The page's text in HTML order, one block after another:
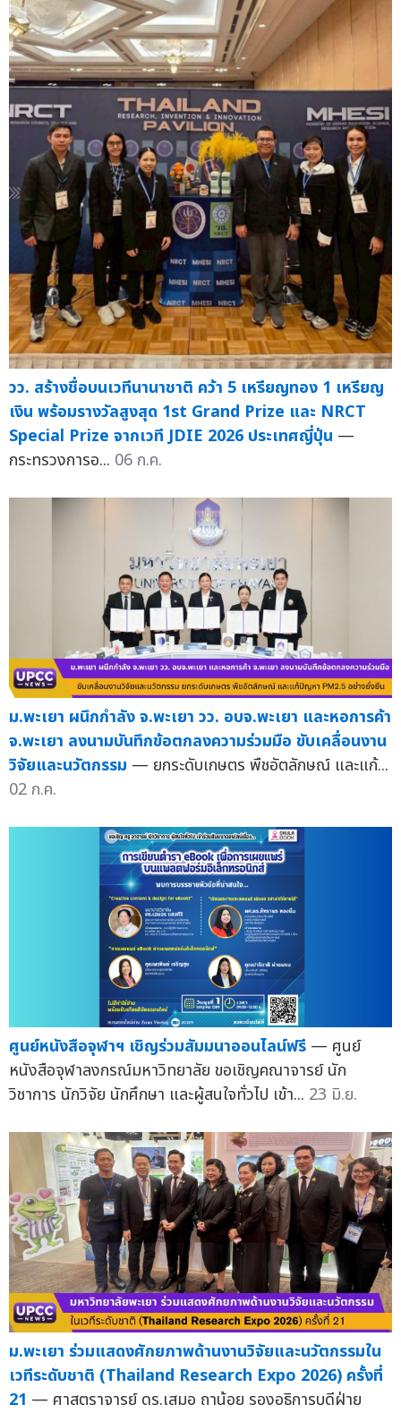
วว. สร้างชื่อบนเวทีนานาชาติ คว้า 5 เหรียญทอง 1 เหรียญ
เงิน พร้อมรางวัลสูงสุด 1st Grand Prize และ NRCT
Special Prize จากเวที JDIE 2026 ประเทศญี่ปุ่น —
กระทรวงการอ... 06 ก.ค.
ม.พะเยา ผนึกกำลัง จ.พะเยา วว. อบจ.พะเยา และหอการค้า
จ.พะเยา ลงนามบันทึกข้อตกลงความร่วมมือ ขับเคลื่อนงาน
วิจัยและนวัตกรรม — ยกระดับเกษตร พืชอัตลักษณ์ และแก้...
02 ก.ค.
ศูนย์หนังสือจุฬาฯ เชิญร่วมสัมมนาออนไลน์ฟรี — ศูนย์
หนังสือจุฬาลงกรณ์มหาวิทยาลัย ขอเชิญคณาจารย์ นัก
วิชาการ นักวิจัย นักศึกษา และผู้สนใจทั่วไป เข้า... 23 มิ.ย.
ม.พะเยา ร่วมแสดงศักยภาพด้านงานวิจัยและนวัตกรรมใน
เวทีระดับชาติ (Thailand Research Expo 2026) ครั้งที่
21 — ศาสตราจารย์ ดร.เสมอ ถาน้อย รองอธิการบดีฝ่าย